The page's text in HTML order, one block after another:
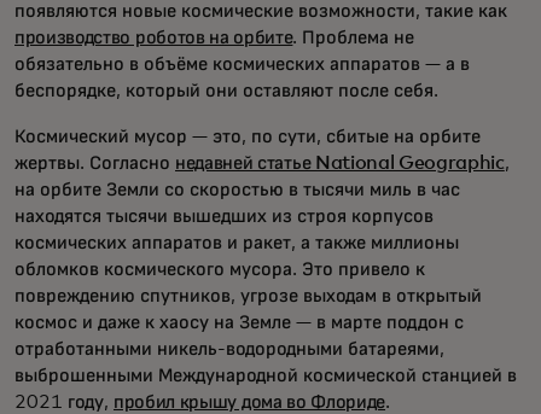
появляются новые космические возможности, такие как
производство роботов на орбите. Проблема не
обязательно в объёме космических аппаратов — а в
беспорядке, который они оставляют после себя.
Космический мусор — это, по сути, сбитые на орбите
жертвы. Согласно недавней статье National Geographic,
на орбите Земли со скоростью в тысячи миль в час
находятся тысячи вышедших из строя корпусов
космических аппаратов и ракет, а также миллионы
обломков космического мусора. Это привело к
повреждению спутников, угрозе выходам в открытый
космос и даже к хаосу на Земле — в марте поддон с
отработанными никель-водородными батареями,
выброшенными Международной космической станцией в
2021 году, пробил крышу дома во Флориде.